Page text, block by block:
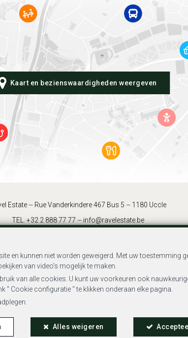
Kaart en bezienswaardigheden weergeven
en kunnen niet worden geweigerd. Met uw toestemming
van video's mogelijk te maken.
van alle cookies. U kunt uw voorkeuren ook
Cookie configuratie " te klikken onderaan elke pagina.
Alles weigeren
Estate —Rue Vanderkindere 467 Bus 5 —1180 Uccle
TEL. +32 2 888 77 77 — info@ravelestate.be
: BTW BE-0681.978.393 -
(+32 2 505 38 50 - info@biv.be) -www.biv.be-
1, 1000 Brussel (polisnr. 730.390.160) Dekking geldt voor